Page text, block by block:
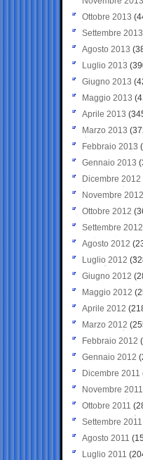
Ottobre 2013
Settembre 2013
Agosto 2013
Luglio 2013
Giugno 2013
Maggio 2013
Aprile 2013
Marzo 2013
Febbraio 2013
Gennaio 2013
Dicembre 2012
Novembre 2012
Ottobre 2012
Settembre 2012
Agosto 2012
Luglio 2012
Giugno 2012
Maggio 2012
Aprile 2012
Marzo 2012
Febbraio 2012
Gennaio 2012
Dicembre 2011
Novembre 2011
Ottobre 2011
Settembre 2011
Agosto 2011
Luglio 2011